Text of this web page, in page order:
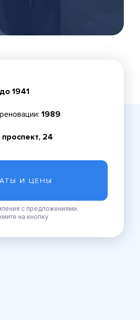
до 1941
1989
24
И ЦЕНЫ
с предложениями,
на кнопку